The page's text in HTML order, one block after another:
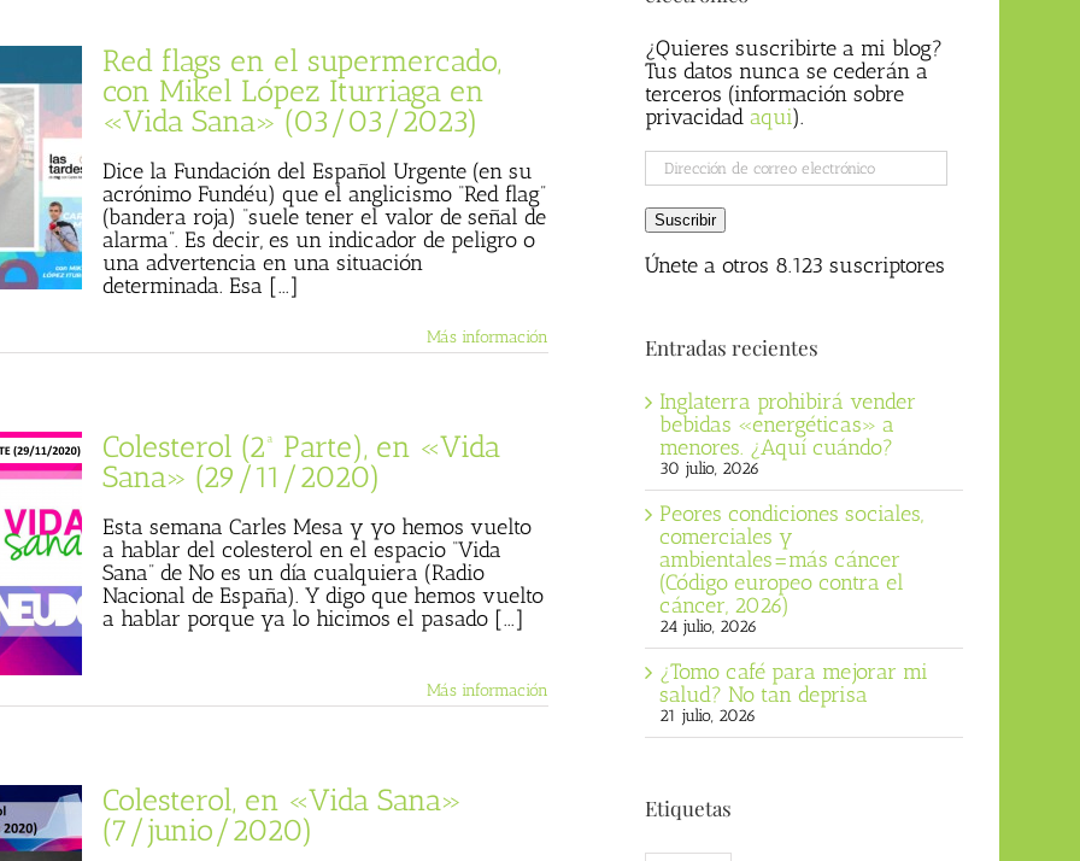
Red flags en el supermercado,
con Mikel López Iturriaga en
«Vida Sana» (03/03/2023)
Dice la Fundación del Español Urgente (en su
acrónimo Fundéu) que el anglicismo “Red flag”
(bandera roja) “suele tener el valor de señal de
alarma”. Es decir, es un indicador de peligro o
una advertencia en una situación
determinada. Esa [...]
Más información
Colesterol (2ª Parte), en «Vida
Sana» (29/11/2020)
Esta semana Carles Mesa y yo hemos vuelto
a hablar del colesterol en el espacio “Vida
Sana” de No es un día cualquiera (Radio
Nacional de España). Y digo que hemos vuelto
a hablar porque ya lo hicimos el pasado [...]
Más información
Colesterol, en «Vida Sana»
(7/junio/2020)
¿Quieres suscribirte a mi blog?
Tus datos nunca se cederán a
terceros (información sobre
privacidad aqui).
Dirección
de
correo
electrónico
Suscribir
Únete a otros 8.123 suscriptores
Entradas recientes
Inglaterra prohibirá vender
bebidas «energéticas» a
menores. ¿Aquí cuándo?
30 julio, 2026
Peores condiciones sociales,
comerciales y
ambientales=más cáncer
(Código europeo contra el
cáncer, 2026)
24 julio, 2026
¿Tomo café para mejorar mi
salud? No tan deprisa
21 julio, 2026
Etiquetas